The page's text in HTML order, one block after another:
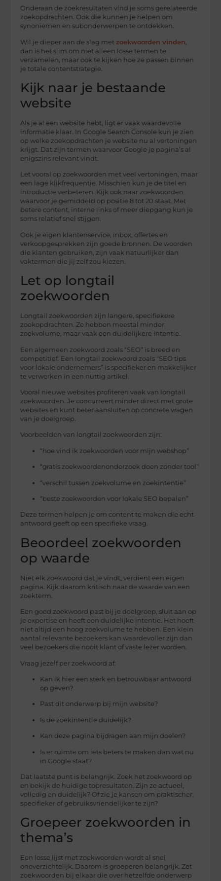
Onderaan de zoekresultaten vind je soms gerelateerde
zoekopdrachten. Ook die kunnen je helpen om
synoniemen en subonderwerpen te ontdekken.
Wil je dieper aan de slag met zoekwoorden vinden
dan is het slim om niet alleen losse termen te
verzamelen, maar ook te kijken hoe ze passen binnen
je totale contentstrategie.
Kijk naar je bestaande
website
Als je al een website hebt, ligt er vaak waardevolle
informatie klaar. In Google Search Console kun je zien
op welke zoekopdrachten je website nu al vertoningen
krijgt. Dat zijn termen waarvoor Google je pagina’s al
enigszins relevant vindt.
Let vooral op zoekwoorden met veel vertoningen, maar
een lage klikfrequentie. Misschien kun je de titel en
introductie verbeteren. Kijk ook naar zoekwoorden
waarvoor je gemiddeld op positie 8 tot 20 staat. Met
betere content, interne links of meer diepgang kun je
soms relatief snel stijgen.
Ook je eigen klantenservice, inbox, offertes en
verkoopgesprekken zijn goede bronnen. De woorden
die klanten gebruiken, zijn vaak natuurlijker dan
vaktermen die jij zelf zou kiezen.
Let op longtail
zoekwoorden
Longtail zoekwoorden zijn langere, specifiekere
zoekopdrachten. Ze hebben meestal minder
zoekvolume, maar vaak een duidelijkere intentie.
Een algemeen zoekwoord zoals “SEO” is breed en
competitief. Een longtail zoekwoord zoals “SEO tips
voor lokale ondernemers” is specifieker en makkelijker
te verwerken in een nuttig artikel.
Vooral nieuwe websites profiteren vaak van longtail
zoekwoorden. Je concurreert minder direct met grote
websites en kunt beter aansluiten op concrete vragen
van je doelgroep.
Voorbeelden van longtail zoekwoorden zijn:
“hoe vind ik zoekwoorden voor mijn webshop”
“gratis zoekwoordenonderzoek doen zonder tool”
“verschil tussen zoekvolume en zoekintentie”
“beste zoekwoorden voor lokale SEO bepalen”
Deze termen helpen je om content te maken die echt
antwoord geeft op een specifieke vraag.
Beoordeel zoekwoorden
op waarde
Niet elk zoekwoord dat je vindt, verdient een eigen
pagina. Kijk daarom kritisch naar de waarde van een
zoekterm.
Een goed zoekwoord past bij je doelgroep, sluit aan op
je expertise en heeft een duidelijke intentie. Het hoeft
niet altijd een hoog zoekvolume te hebben. Een klein
aantal relevante bezoekers kan waardevoller zijn dan
veel bezoekers die nooit klant of vaste lezer worden.
Vraag jezelf per zoekwoord af:
Kan ik hier een sterk en betrouwbaar antwoord
op geven?
Past dit onderwerp bij mijn website?
Is de zoekintentie duidelijk?
Kan deze pagina bijdragen aan mijn doelen?
Is er ruimte om iets beters te maken dan wat nu
in Google staat?
Dat laatste punt is belangrijk. Zoek het zoekwoord op
en bekijk de huidige topresultaten. Zijn ze actueel,
volledig en duidelijk? Of zie je kansen om praktischer,
specifieker of gebruiksvriendelijker te zijn?
Groepeer zoekwoorden in
thema’s
Een losse lijst met zoekwoorden wordt al snel
onoverzichtelijk. Daarom is groeperen belangrijk. Zet
zoekwoorden bij elkaar die over hetzelfde onderwerp